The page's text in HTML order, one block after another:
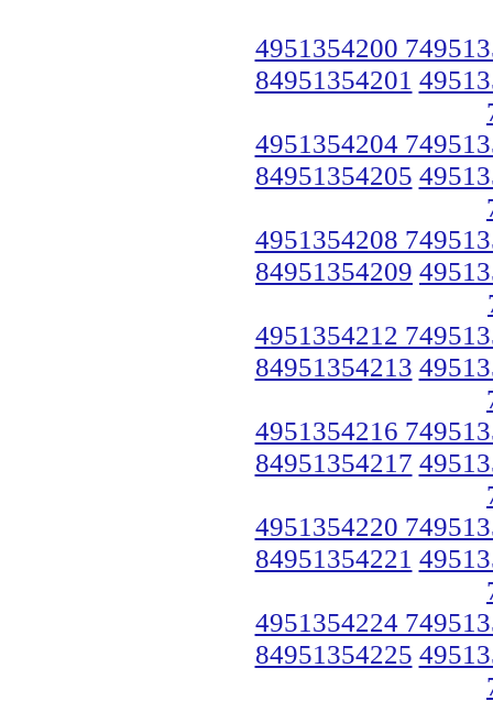
4951354200
84951354201
4951354204
84951354205
4951354208
84951354209
4951354212
84951354213
4951354216
84951354217
4951354220
84951354221
4951354224
84951354225